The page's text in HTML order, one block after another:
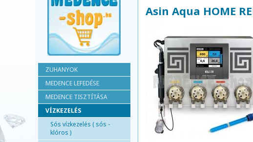
ZUHANYOK
MEDENCE LEFEDÉSE
MEDENCE TISZTÍTÁSA
VÍZKEZELÉS
Sós vízkezelés ( sós -
klóros )
Asin Aqua HOME